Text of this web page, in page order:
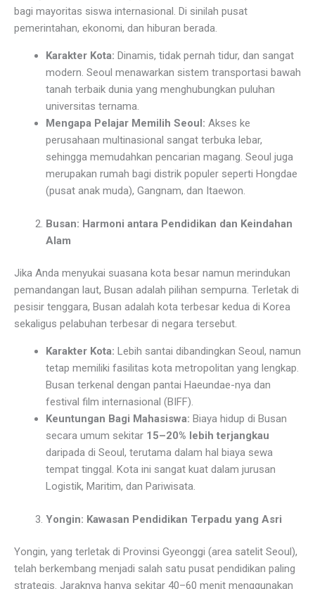
bagi mayoritas siswa internasional. Di sinilah pusat
pemerintahan, ekonomi, dan hiburan berada.
Karakter Kota: Dinamis, tidak pernah tidur, dan sangat
modern. Seoul menawarkan sistem transportasi bawah
tanah terbaik dunia yang menghubungkan puluhan
universitas ternama.
Mengapa Pelajar Memilih Seoul: Akses ke
perusahaan multinasional sangat terbuka lebar,
sehingga memudahkan pencarian magang. Seoul juga
merupakan rumah bagi distrik populer seperti Hongdae
(pusat anak muda), Gangnam, dan Itaewon.
Busan: Harmoni antara Pendidikan dan Keindahan
Alam
Jika Anda menyukai suasana kota besar namun merindukan
pemandangan laut, Busan adalah pilihan sempurna. Terletak di
pesisir tenggara, Busan adalah kota terbesar kedua di Korea
sekaligus pelabuhan terbesar di negara tersebut.
Karakter Kota: Lebih santai dibandingkan Seoul, namun
tetap memiliki fasilitas kota metropolitan yang lengkap.
Busan terkenal dengan pantai Haeundae-nya dan
festival film internasional (BIFF).
Keuntungan Bagi Mahasiswa: Biaya hidup di Busan
secara umum sekitar 15–20% lebih terjangkau
daripada di Seoul, terutama dalam hal biaya sewa
tempat tinggal. Kota ini sangat kuat dalam jurusan
Logistik, Maritim, dan Pariwisata.
Yongin: Kawasan Pendidikan Terpadu yang Asri
Yongin, yang terletak di Provinsi Gyeonggi (area satelit Seoul),
telah berkembang menjadi salah satu pusat pendidikan paling
strategis. Jaraknya hanya sekitar 40–60 menit menggunakan